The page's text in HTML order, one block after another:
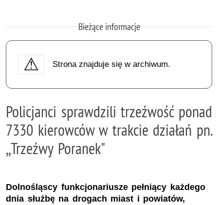
Bieżące informacje
Strona znajduje się w archiwum.
Policjanci sprawdzili trzeźwość ponad
7330 kierowców w trakcie działań pn.
,,Trzeźwy Poranek"
Dolnośląscy funkcjonariusze pełniący każdego
dnia służbę na drogach miast i powiatów,